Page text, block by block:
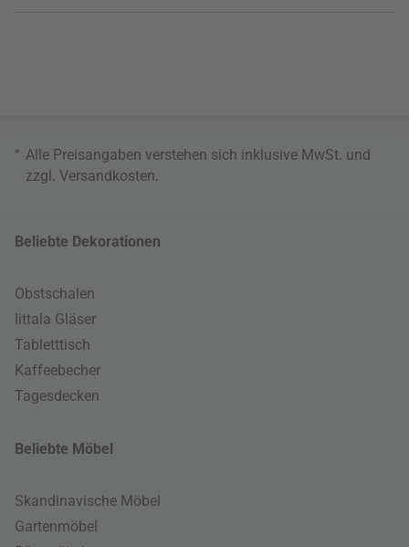
* Alle Preisangaben verstehen sich inklusive MwSt. und
zzgl. Versandkosten
Beliebte Dekorationen
Obstschalen
Iittala Gläser
Tabletttisch
Kaffeebecher
Tagesdecken
Beliebte Möbel
Skandinavische Möbel
Gartenmöbel